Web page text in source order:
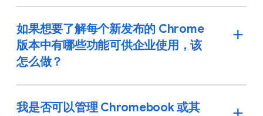
如果想要了解每个新发布的 Chrome
版本中有哪些功能可供企业使用，该
怎么做？
我是否可以管理 Chromebook 或其